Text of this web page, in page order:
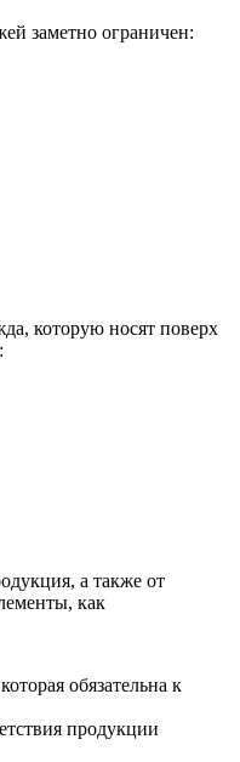
заметно ограничен:
которую носят поверх
а также от
как
обязательна к
продукции